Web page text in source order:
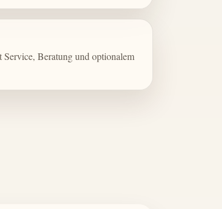
Beratung und optionalem